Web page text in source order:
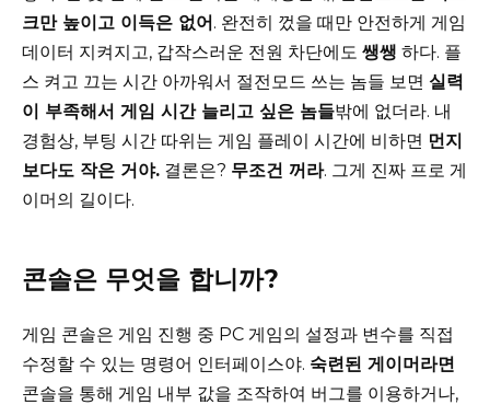
크만 높이고 이득은 없어. 완전히 껐을 때만 안전하게 게임
데이터 지켜지고, 갑작스러운 전원 차단에도 쌩쌩 하다. 플
스 켜고 끄는 시간 아까워서 절전모드 쓰는 놈들 보면 실력
이 부족해서 게임 시간 늘리고 싶은 놈들밖에 없더라. 내
경험상, 부팅 시간 따위는 게임 플레이 시간에 비하면 먼지
보다도 작은 거야. 결론은? 무조건 꺼라. 그게 진짜 프로 게
이머의 길이다.
콘솔은 무엇을 합니까?
게임 콘솔은 게임 진행 중 PC 게임의 설정과 변수를 직접
수정할 수 있는 명령어 인터페이스야. 숙련된 게이머라면
콘솔을 통해 게임 내부 값을 조작하여 버그를 이용하거나,